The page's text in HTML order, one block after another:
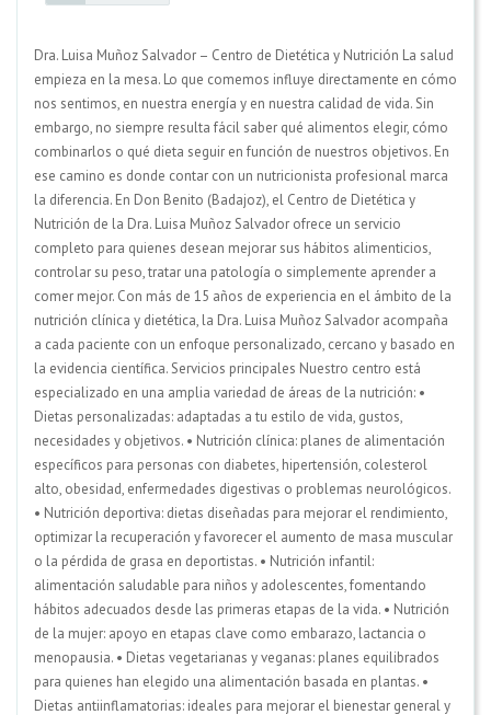
Dra. Luisa Muñoz Salvador – Centro de Dietética y Nutrición La salud
empieza en la mesa. Lo que comemos influye directamente en cómo
nos sentimos, en nuestra energía y en nuestra calidad de vida. Sin
embargo, no siempre resulta fácil saber qué alimentos elegir, cómo
combinarlos o qué dieta seguir en función de nuestros objetivos. En
ese camino es donde contar con un nutricionista profesional marca
la diferencia. En Don Benito (Badajoz), el Centro de Dietética y
Nutrición de la Dra. Luisa Muñoz Salvador ofrece un servicio
completo para quienes desean mejorar sus hábitos alimenticios,
controlar su peso, tratar una patología o simplemente aprender a
comer mejor. Con más de 15 años de experiencia en el ámbito de la
nutrición clínica y dietética, la Dra. Luisa Muñoz Salvador acompaña
a cada paciente con un enfoque personalizado, cercano y basado en
la evidencia científica. Servicios principales Nuestro centro está
especializado en una amplia variedad de áreas de la nutrición: •
Dietas personalizadas: adaptadas a tu estilo de vida, gustos,
necesidades y objetivos. • Nutrición clínica: planes de alimentación
específicos para personas con diabetes, hipertensión, colesterol
alto, obesidad, enfermedades digestivas o problemas neurológicos.
• Nutrición deportiva: dietas diseñadas para mejorar el rendimiento,
optimizar la recuperación y favorecer el aumento de masa muscular
o la pérdida de grasa en deportistas. • Nutrición infantil:
alimentación saludable para niños y adolescentes, fomentando
hábitos adecuados desde las primeras etapas de la vida. • Nutrición
de la mujer: apoyo en etapas clave como embarazo, lactancia o
menopausia. • Dietas vegetarianas y veganas: planes equilibrados
para quienes han elegido una alimentación basada en plantas. •
Dietas antiinflamatorias: ideales para mejorar el bienestar general y